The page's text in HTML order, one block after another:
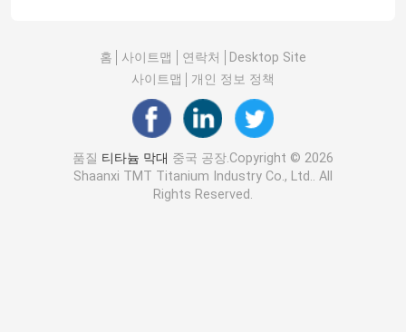
홈 사이트맵 연락처
Desktop Site
사이트맵
개인 정보 정책
품질 티타늄 막대 중국 공장.Copyright © 2026
Shaanxi TMT Titanium Industry Co., Ltd.. All
Rights Reserved.